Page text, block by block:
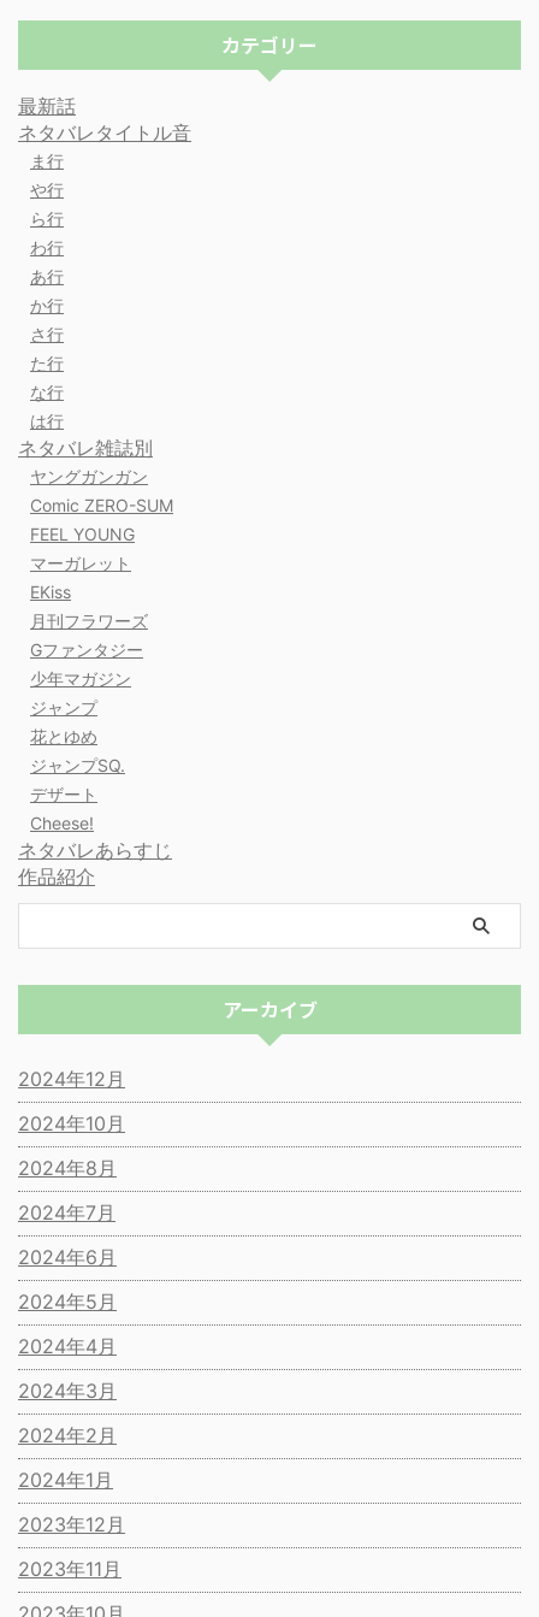
カテゴリー
最新話
ネタバレタイトル音
ま行
や行
ら行
わ行
あ行
か行
さ行
た行
な行
は行
ネタバレ雑誌別
ヤングガンガン
Comic ZERO-SUM
FEEL YOUNG
マーガレット
EKiss
月刊フラワーズ
Gファンタジー
少年マガジン
ジャンプ
花とゆめ
ジャンプSQ.
デザート
Cheese!
ネタバレあらすじ
作品紹介
アーカイブ
2024年12月
2024年10月
2024年8月
2024年7月
2024年6月
2024年5月
2024年4月
2024年3月
2024年2月
2024年1月
2023年12月
2023年11月